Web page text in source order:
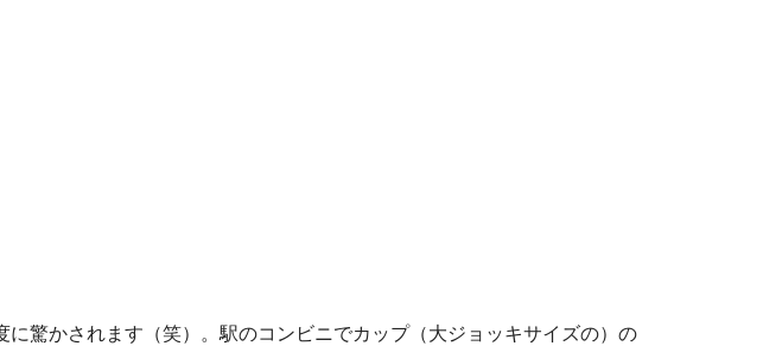
驚かされます（笑）。駅のコンビニでカップ（大ジョッキサイズの）の